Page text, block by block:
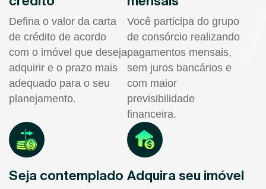
Defina o valor da carta
de crédito de acordo
com o imóvel que deseja
adquirir e o prazo mais
adequado para o seu
planejamento.
Você participa do grupo
de consórcio realizando
pagamentos mensais,
sem juros bancários e
com maior
previsibilidade
financeira.
Seja contemplado Adquira seu imóvel